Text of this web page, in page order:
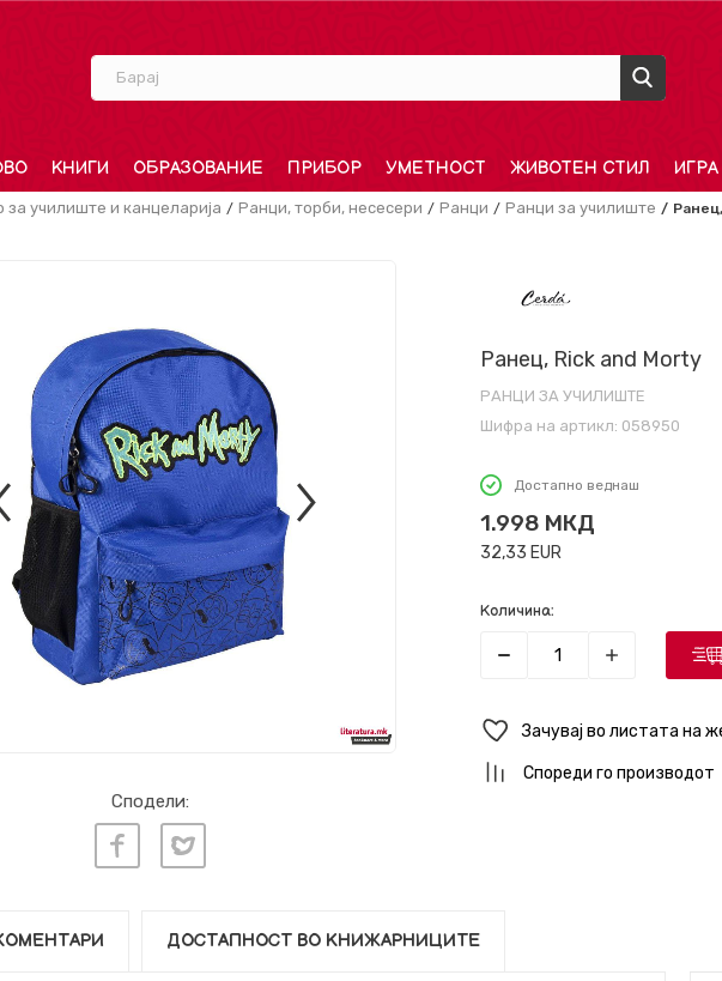
Барај
КНИГИ ОБРАЗОВАНИЕ ПРИБОР УМЕТНОСТ ЖИВОТЕН СТИЛ ИГРА
за училиште и канцеларија Ранци, торби, несесери Ранци Ранци за училиште
Сподели:
Ранец, Rick and Morty
РАНЦИ ЗА УЧИЛИШТЕ
Шифра на артикл: 058950
Достапно веднаш
1.998 МКД
32,33 EUR
Количина:
Зачувај во листата на
Спореди го производот
ДОСТАПНОСТ ВО КНИЖАРНИЦИТЕ